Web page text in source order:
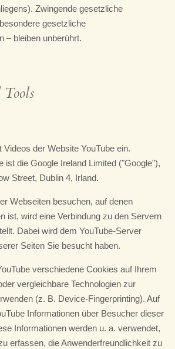
Zwingende gesetzliche
gesetzliche
– bleiben unberührt.
Videos der Website YouTube ein.
ist die Google Ireland Limited ("Google"),
Street, Dublin 4, Irland.
Webseiten besuchen, auf denen
ist, wird eine Verbindung zu den Servern
Dabei wird dem YouTube-Server
Seiten Sie besucht haben.
verschiedene Cookies auf Ihrem
vergleichbare Technologien zur
(z. B. Device-Fingerprinting). Auf
Informationen über Besucher dieser
Informationen werden u. a. verwendet,
erfassen, die Anwenderfreundlichkeit zu